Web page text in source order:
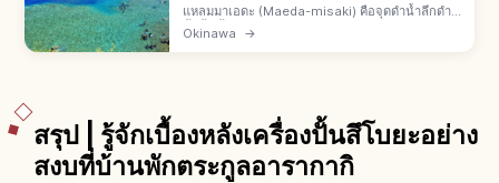
แหลมมาเอดะ (Maeda-misaki) คือจุดดำน้ำลึกดำ
น้ำตื้นชั้นนำหมู่บ้านอนนะ ตอนกลางเกาะหลักโอกิน
Okinawa →
สรุป | รู้จักเบื้องหลังเครื่องปั้นสึโบยะอย่าง
สงบที่บ้านพักตระกูลอารากากิ